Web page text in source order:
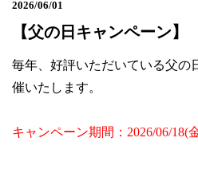
お問い合わせ
2026/06/01
【父の日キャンペーン】
毎年、好評いただいている父の
催いたします。
キャンペーン期間：2026/06/18(